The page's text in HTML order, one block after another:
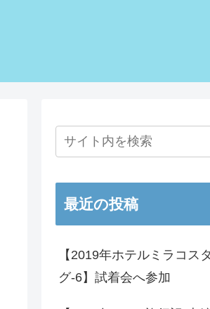
最近の投稿
【2019年ホテルミラコス
グ-6】試着会へ参加